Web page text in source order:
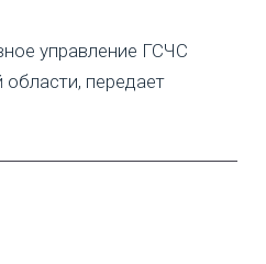
управление ГСЧС
передает